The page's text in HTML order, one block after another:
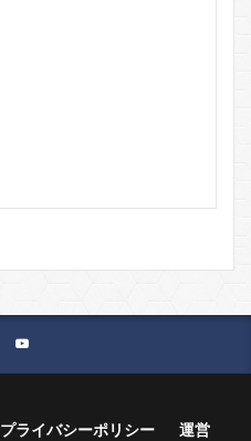
プライバシーポリシー
運営